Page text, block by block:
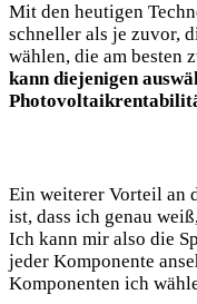
Mit den heutigen
schneller als je zuvor,
wählen, die am besten
kann diejenigen
Ein weiterer Vorteil an
ist, dass ich genau
Ich kann mir also die
jeder Komponente
Komponenten ich